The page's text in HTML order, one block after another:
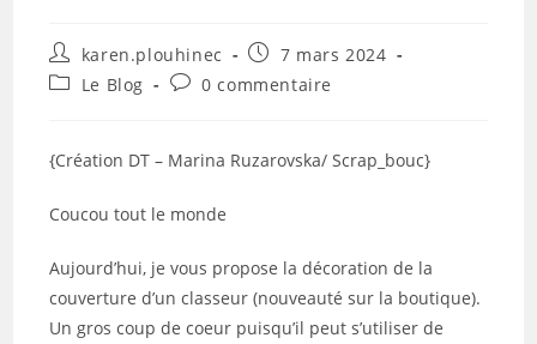
Auteur/autrice
de
la
karen.plouhinec
Publication
publiée :
7 mars 2024
PostLe Blog
Commentaires
publication :
0 commentaire
{Création DT – Marina Ruzarovska/ Scrap_bouc}
Coucou tout le monde
Aujourd’hui, je vous propose la décoration de la
couverture d’un classeur (nouveauté sur la boutique).
Un gros coup de coeur puisqu’il peut s’utiliser de